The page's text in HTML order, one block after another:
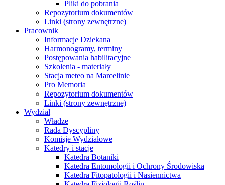
Pliki do pobrania
Repozytorium dokumentów
Linki (strony zewnętrzne)
Pracownik
Informacje Dziekana
Harmonogramy, terminy
Postępowania habilitacyjne
Szkolenia - materiały
Stacja meteo na Marcelinie
Pro Memoria
Repozytorium dokumentów
Linki (strony zewnętrzne)
Wydział
Władze
Rada Dyscypliny
Komisje Wydziałowe
Katedry i stacje
Katedra Botaniki
Katedra Entomologii i Ochrony Środowiska
Katedra Fitopatologii i Nasiennictwa